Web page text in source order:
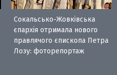
Сокальсько-Жовківська
єпархія отримала нового
правлячого єпископа Петра
Лозу: фоторепортаж